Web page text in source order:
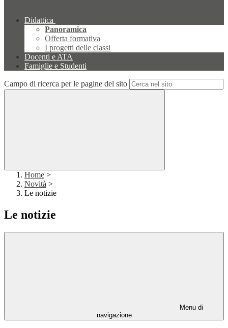
Didattica
Panoramica
Offerta formativa
I progetti delle classi
Docenti e ATA
Famiglie e Studenti
Campo di ricerca per le pagine del sito
Home >
Novità >
Le notizie
Le notizie
Menu di
navigazione